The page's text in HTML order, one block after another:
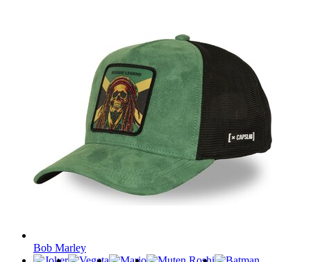
Bob Marley